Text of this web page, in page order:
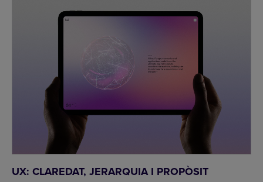
UX: CLAREDAT, JERARQUIA I PROPÒSIT